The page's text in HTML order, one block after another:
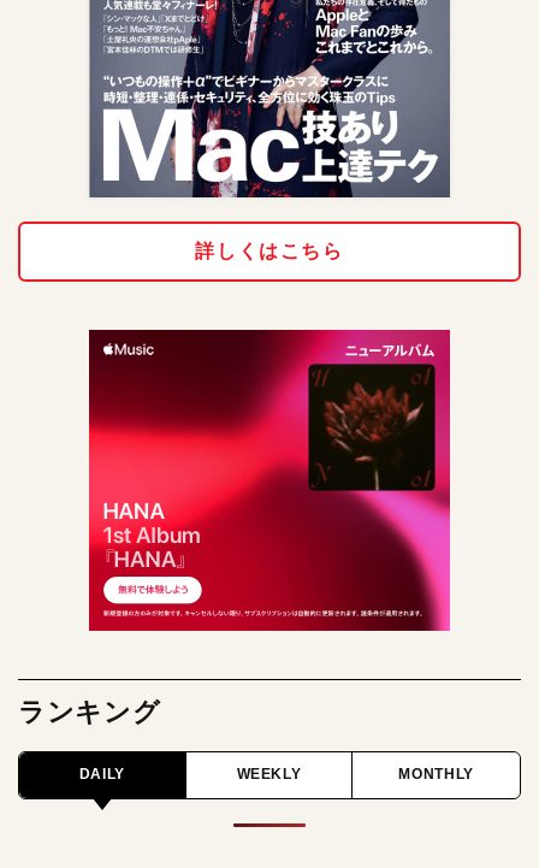
詳しくはこちら
ランキング
DAILY WEEKLY MONTHLY